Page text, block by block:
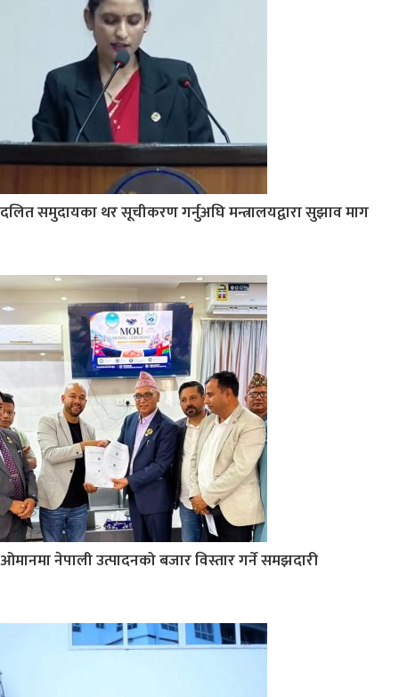
दलित समुदायका थर सूचीकरण गर्नुअघि मन्त्रालयद्वारा सुझाव माग
ओमानमा नेपाली उत्पादनको बजार विस्तार गर्ने समझदारी